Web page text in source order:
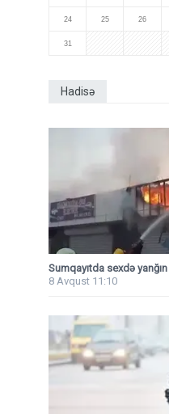
24 25 26
31
Hadisə
Sumqayıtda sexdə
8 Avqust 11:10